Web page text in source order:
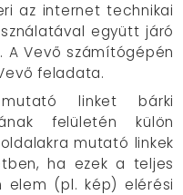
az internet technikai
együtt járó
Vevő számítógépén
feladata.
linket bárki
felületén külön
mutató linkek
ha ezek a teljes
elem (pl. kép) elérési